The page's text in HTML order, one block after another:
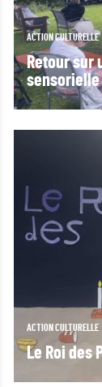
ACTION CULTURELLE
Retour sur
sensorielle
ACTION CULTURELLE
Le Roi des